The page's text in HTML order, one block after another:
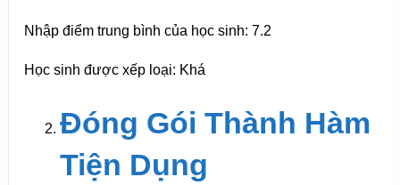
Nhập điểm trung bình của học sinh: 7.2
Học sinh được xếp loại: Khá
Đóng Gói Thành Hàm
Tiện Dụng